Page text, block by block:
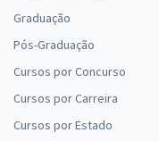
Graduação
Pós-Graduação
Cursos por Concurso
Cursos por Carreira
Cursos por Estado